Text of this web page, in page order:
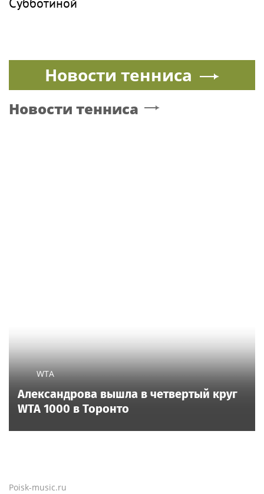
Новости тенниса
Новости тенниса
WTA
Александрова вышла в четвертый круг
WTA 1000 в Торонто
Poisk-music.ru